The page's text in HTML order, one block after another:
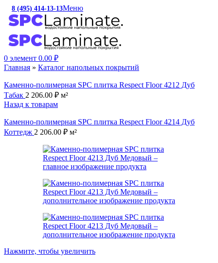
8 (495) 414-13-13Меню
0 элемент 0.00 ₽
Главная » Каталог напольных покрытий
Каменно-полимерная SPC плитка Respect Floor 4212 Дуб
Табак 2 206.00 ₽ м²
Назад к товарам
Каменно-полимерная SPC плитка Respect Floor 4214 Дуб
Коттедж 2 206.00 ₽ м²
Нажмите, чтобы увеличить